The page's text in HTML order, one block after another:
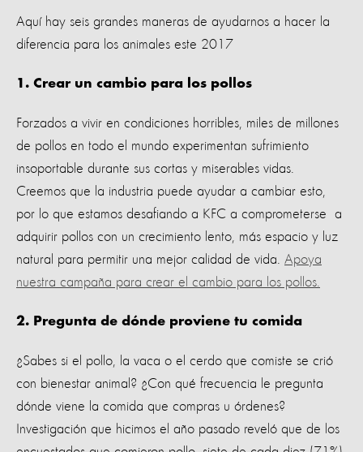
Aquí hay seis grandes maneras de ayudarnos a hacer la
diferencia para los animales este 2017
1. Crear un cambio para los pollos
Forzados a vivir en condiciones horribles, miles de millones
de pollos en todo el mundo experimentan sufrimiento
insoportable durante sus cortas y miserables vidas.
Creemos que la industria puede ayudar a cambiar esto,
por lo que estamos desafiando a KFC a comprometerse a
adquirir pollos con un crecimiento lento, más espacio y luz
natural para permitir una mejor calidad de vida. Apoya
nuestra campaña para crear el cambio para los pollos.
2. Pregunta de dónde proviene tu comida
¿Sabes si el pollo, la vaca o el cerdo que comiste se crió
con bienestar animal? ¿Con qué frecuencia le pregunta
dónde viene la comida que compras u órdenes?
Investigación que hicimos el año pasado reveló que de los